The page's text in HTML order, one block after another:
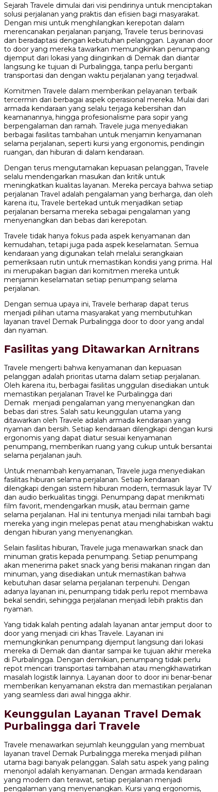
Sejarah Travele dimulai dari visi pendirinya untuk menciptakan
solusi perjalanan yang praktis dan efisien bagi masyarakat.
Dengan misi untuk menghilangkan kerepotan dalam
merencanakan perjalanan panjang, Travele terus berinovasi
dan beradaptasi dengan kebutuhan pelanggan. Layanan door
to door yang mereka tawarkan memungkinkan penumpang
dijemput dari lokasi yang diinginkan di Demak dan diantar
langsung ke tujuan di Purbalingga, tanpa perlu berganti
transportasi dan dengan waktu perjalanan yang terjadwal.
Komitmen Travele dalam memberikan pelayanan terbaik
tercermin dari berbagai aspek operasional mereka. Mulai dari
armada kendaraan yang selalu terjaga kebersihan dan
keamanannya, hingga profesionalisme para sopir yang
berpengalaman dan ramah. Travele juga menyediakan
berbagai fasilitas tambahan untuk menjamin kenyamanan
selama perjalanan, seperti kursi yang ergonomis, pendingin
ruangan, dan hiburan di dalam kendaraan.
Dengan terus mengutamakan kepuasan pelanggan, Travele
selalu mendengarkan masukan dan kritik untuk
meningkatkan kualitas layanan. Mereka percaya bahwa setiap
perjalanan Travel adalah pengalaman yang berharga, dan oleh
karena itu, Travele bertekad untuk menjadikan setiap
perjalanan bersama mereka sebagai pengalaman yang
menyenangkan dan bebas dari kerepotan.
Travele tidak hanya fokus pada aspek kenyamanan dan
kemudahan, tetapi juga pada aspek keselamatan. Semua
kendaraan yang digunakan telah melalui serangkaian
pemeriksaan rutin untuk memastikan kondisi yang prima. Hal
ini merupakan bagian dari komitmen mereka untuk
menjamin keselamatan setiap penumpang selama
perjalanan.
Dengan semua upaya ini, Travele berharap dapat terus
menjadi pilihan utama masyarakat yang membutuhkan
layanan travel Demak Purbalingga door to door yang andal
dan nyaman.
Fasilitas yang Ditawarkan Arnitrans
Travele mengerti bahwa kenyamanan dan kepuasan
pelanggan adalah prioritas utama dalam setiap perjalanan.
Oleh karena itu, berbagai fasilitas unggulan disediakan untuk
memastikan perjalanan Travel ke Purbalingga dari
Demak menjadi pengalaman yang menyenangkan dan
bebas dari stres. Salah satu keunggulan utama yang
ditawarkan oleh Travele adalah armada kendaraan yang
nyaman dan bersih. Setiap kendaraan dilengkapi dengan kursi
ergonomis yang dapat diatur sesuai kenyamanan
penumpang, memberikan ruang yang cukup untuk bersantai
selama perjalanan jauh.
Untuk menambah kenyamanan, Travele juga menyediakan
fasilitas hiburan selama perjalanan. Setiap kendaraan
dilengkapi dengan sistem hiburan modern, termasuk layar TV
dan audio berkualitas tinggi. Penumpang dapat menikmati
film favorit, mendengarkan musik, atau bermain game
selama perjalanan. Hal ini tentunya menjadi nilai tambah bagi
mereka yang ingin melepas penat atau menghabiskan waktu
dengan hiburan yang menyenangkan.
Selain fasilitas hiburan, Travele juga menawarkan snack dan
minuman gratis kepada penumpang. Setiap penumpang
akan menerima paket snack yang berisi makanan ringan dan
minuman, yang disediakan untuk memastikan bahwa
kebutuhan dasar selama perjalanan terpenuhi. Dengan
adanya layanan ini, penumpang tidak perlu repot membawa
bekal sendiri, sehingga perjalanan menjadi lebih praktis dan
nyaman.
Yang tidak kalah penting adalah layanan antar jemput door to
door yang menjadi ciri khas Travele. Layanan ini
memungkinkan penumpang dijemput langsung dari lokasi
mereka di Demak dan diantar sampai ke tujuan akhir mereka
di Purbalingga. Dengan demikian, penumpang tidak perlu
repot mencari transportasi tambahan atau mengkhawatirkan
masalah logistik lainnya. Layanan door to door ini benar-benar
memberikan kenyamanan ekstra dan memastikan perjalanan
yang seamless dari awal hingga akhir.
Keunggulan Layanan Travel Demak
Purbalingga dari Travele
Travele menawarkan sejumlah keunggulan yang membuat
layanan travel Demak Purbalingga mereka menjadi pilihan
utama bagi banyak pelanggan. Salah satu aspek yang paling
menonjol adalah kenyamanan. Dengan armada kendaraan
yang modern dan terawat, setiap perjalanan menjadi
pengalaman yang menyenangkan. Kursi yang ergonomis,